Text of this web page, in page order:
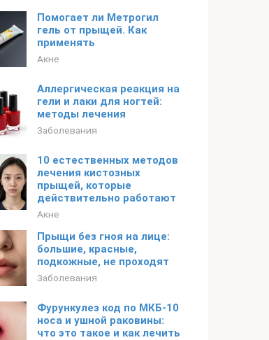
Помогает ли Метрогил
гель от прыщей. Как
применять
Акне
Аллергическая реакция на
гели и лаки для ногтей:
методы лечения
Заболевания
10 естественных методов
лечения кистозных
прыщей, которые
действительно работают
Акне
Прыщи без гноя на лице:
большие, красные,
подкожные, не проходят
Заболевания
Фурункулез код по МКБ-10
носа и ушной раковины:
что это такое и как лечить